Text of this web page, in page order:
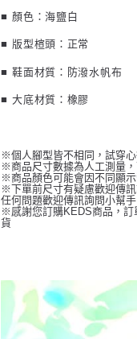
■ 顏色：海鹽白
■ 版型楦頭：正常
■ 鞋面材質：防潑水帆布
■ 大底材質：橡膠
※個人腳型皆不相同，試穿
※商品尺寸數據為人工測量
※商品顏色可能會因不同顯
※下單前尺寸有疑慮歡迎傳
任何問題歡迎傳訊詢問小幫手
※感謝您訂購KEDS商品，訂
貨